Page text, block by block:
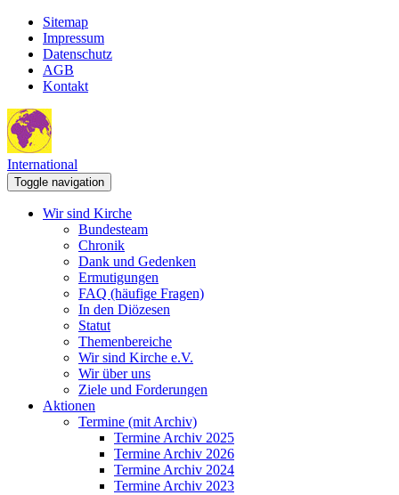
Sitemap
Impressum
Datenschutz
AGB
Kontakt
International
Toggle navigation
Wir sind Kirche
Bundesteam
Chronik
Dank und Gedenken
Ermutigungen
FAQ (häufige Fragen)
In den Diözesen
Statut
Themenbereiche
Wir sind Kirche e.V.
Wir über uns
Ziele und Forderungen
Aktionen
Termine (mit Archiv)
Termine Archiv 2025
Termine Archiv 2026
Termine Archiv 2024
Termine Archiv 2023